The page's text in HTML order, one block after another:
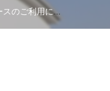
（5/27更新）5月ランニングコースのご利用について